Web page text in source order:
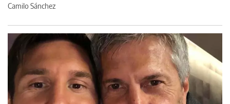
Camilo Sánchez